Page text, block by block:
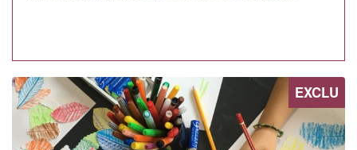
EXCLU